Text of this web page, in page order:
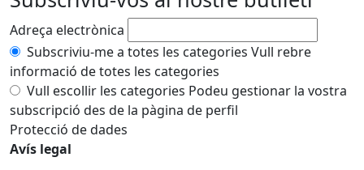
Adreça electrònica
Subscriviu-me a totes les categories Vull rebre
informació de totes les categories
Vull escollir les categories Podeu gestionar la vostra
subscripció des de la pàgina de perfil
Protecció de dades
Avís legal